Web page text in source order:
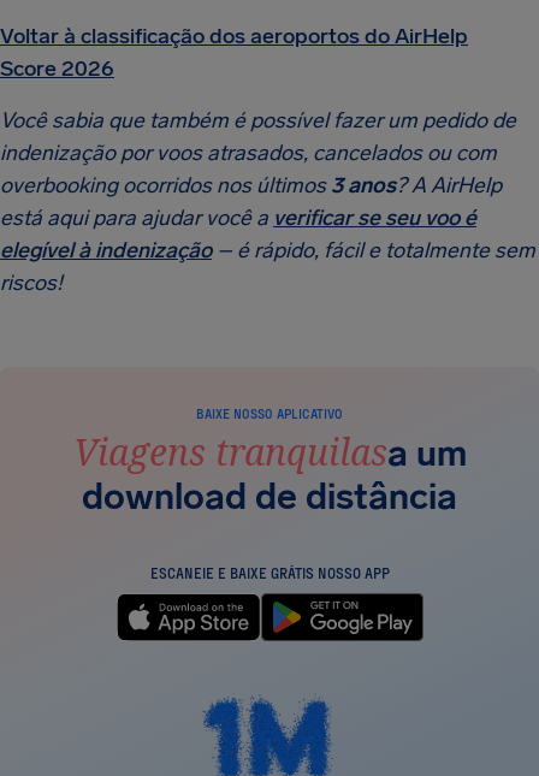
Voltar à classificação dos aeroportos do AirHelp
Score 2026
Você sabia que também é possível fazer um pedido de
indenização por voos atrasados, cancelados ou com
overbooking ocorridos nos últimos3 anos? A AirHelp
está aqui para ajudar você a verificar se seu voo é
elegível à indenização– é rápido, fácil e totalmente sem
riscos!
BAIXE NOSSO APLICATIVO
Viagens tranquilasa um
download de distância
ESCANEIE E BAIXE GRÁTIS NOSSO APP